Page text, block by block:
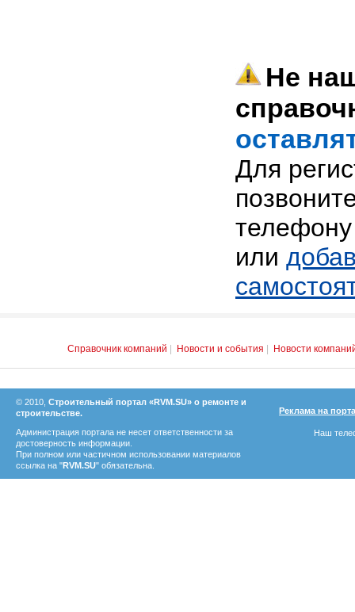
Не
Для
или
Справочник компаний Новости и события Новости
© 2010, Строительный портал «RVM.SU» о ремонте и
строительстве.
Администрация портала не несет ответственности за
достоверность информации.
При полном или частичном использовании материалов
ссылка на "RVM.SU" обязательна.
Реклама на
Наш